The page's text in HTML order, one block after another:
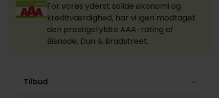
For vores yderst solide økonomi og
kreditværdighed, har vi igen modtaget
den prestigefyldte AAA-rating af
Bisnode, Dun & Bradstreet.
Tilbud